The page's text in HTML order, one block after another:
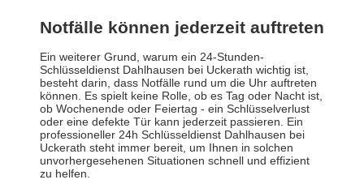
Notfälle können jederzeit auftreten
Ein weiterer Grund, warum ein 24-Stunden-
Schlüsseldienst Dahlhausen bei Uckerath wichtig ist,
besteht darin, dass Notfälle rund um die Uhr auftreten
können. Es spielt keine Rolle, ob es Tag oder Nacht ist,
ob Wochenende oder Feiertag - ein Schlüsselverlust
oder eine defekte Tür kann jederzeit passieren. Ein
professioneller 24h Schlüsseldienst Dahlhausen bei
Uckerath steht immer bereit, um Ihnen in solchen
unvorhergesehenen Situationen schnell und effizient
zu helfen.